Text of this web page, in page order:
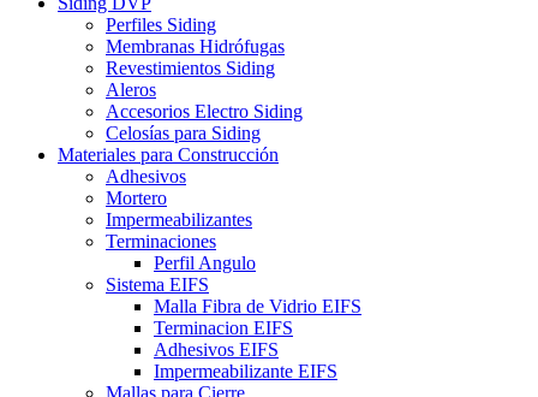
Perfiles Siding
Membranas Hidrófugas
Revestimientos Siding
Aleros
Accesorios Electro Siding
Celosías para Siding
Materiales para Construcción
Adhesivos
Mortero
Impermeabilizantes
Terminaciones
Perfil Angulo
Sistema EIFS
Malla Fibra de Vidrio EIFS
Terminacion EIFS
Adhesivos EIFS
Impermeabilizante EIFS